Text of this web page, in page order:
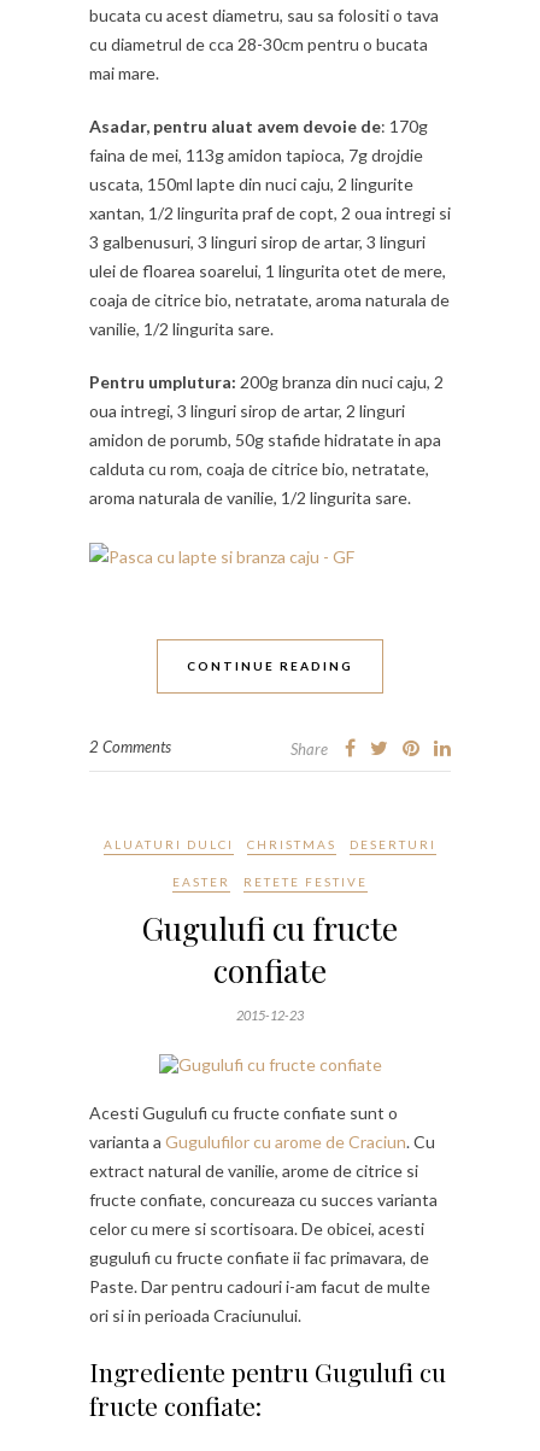
bucata cu acest diametru, sau sa folositi o tava
cu diametrul de cca 28-30cm pentru o bucata
mai mare.
Asadar, pentru aluat avem devoie de: 170g
faina de mei, 113g amidon tapioca, 7g drojdie
uscata, 150ml lapte din nuci caju, 2 lingurite
xantan, 1/2 lingurita praf de copt, 2 oua intregi si
3 galbenusuri, 3 linguri sirop de artar, 3 linguri
ulei de floarea soarelui, 1 lingurita otet de mere,
coaja de citrice bio, netratate, aroma naturala de
vanilie, 1/2 lingurita sare.
Pentru umplutura: 200g branza din nuci caju, 2
oua intregi, 3 linguri sirop de artar, 2 linguri
amidon de porumb, 50g stafide hidratate in apa
calduta cu rom, coaja de citrice bio, netratate,
aroma naturala de vanilie, 1/2 lingurita sare.
CONTINUE READING
2 Comments Share
ALUATURI DULCI CHRISTMAS DESERTURI
EASTER RETETE FESTIVE
Gugulufi cu fructe
confiate
2015-12-23
Acesti Gugulufi cu fructe confiate sunt o
varianta a Gugulufilor cu arome de Craciun. Cu
extract natural de vanilie, arome de citrice si
fructe confiate, concureaza cu succes varianta
celor cu mere si scortisoara. De obicei, acesti
gugulufi cu fructe confiate ii fac primavara, de
Paste. Dar pentru cadouri i-am facut de multe
ori si in perioada Craciunului.
Ingrediente pentru Gugulufi cu
fructe confiate: